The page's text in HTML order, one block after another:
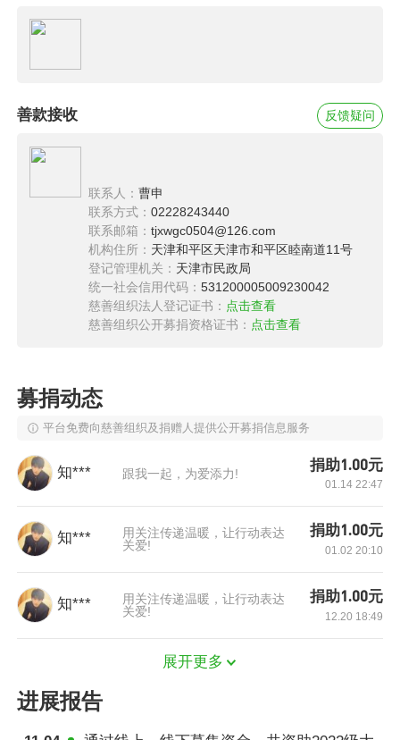
小洋，一个阳光乐观的男孩。父亲患有严重精神
于爷爷奶奶年岁已高，无法外出工作，导致家庭
经济困难。小洋也曾经失落过、崩溃过，但在老
师、同学以及爱心人士的帮助下，他度过了重重
难关，十年寒窗苦读，终于在高考中取得了满意
的成绩，迎来了命运的曙光。来自社会各界的关
爱与帮助，使小洋本来充满坎坷的求学之路变得
广阔平坦。这些爱心人士都是他人生路上的指向
标，也在他的心里播下了爱的种子。
小鹏，一个积极奋进的男孩。父母均患有Ⅱ型糖尿
病、高血压、肾病等疾病，不仅丧失劳动力，而
济十分困难。生活的困难没有打消小鹏的积极
性，自上高中以来，他的成绩一直名列前茅，并
功夫不负有心人，最终他在高考中以优异成绩被
学，他也会将这份爱传递下去，不断拼搏进取，
在不远的将来用他学得的知识回报来自社会各界
的关爱。
善款接收
联系人：曹申
联系方式：02228243440
联系邮箱：tjxwgc0504@126.com
机构住所： 天津和平区天津市和平区睦南道11号
登记管理机关： 天津市民政局
统一社会信用代码：531200005009230042
慈善组织法人登记证书： 点击查看
慈善组织公开募捐资格证书： 点击查看
反馈疑问
募捐动态
平台免费向慈善组织及捐赠人提供公开募捐信息服务
知*** 跟我一起，为爱添力!
捐助1.00元
01.14 22:47
知***
用关注传递温暖，让行动表达
关爱!
捐助1.00元
01.02 20:10
知***
用关注传递温暖，让行动表达
关爱!
捐助1.00元
12.20 18:49
展开更多
进展报告